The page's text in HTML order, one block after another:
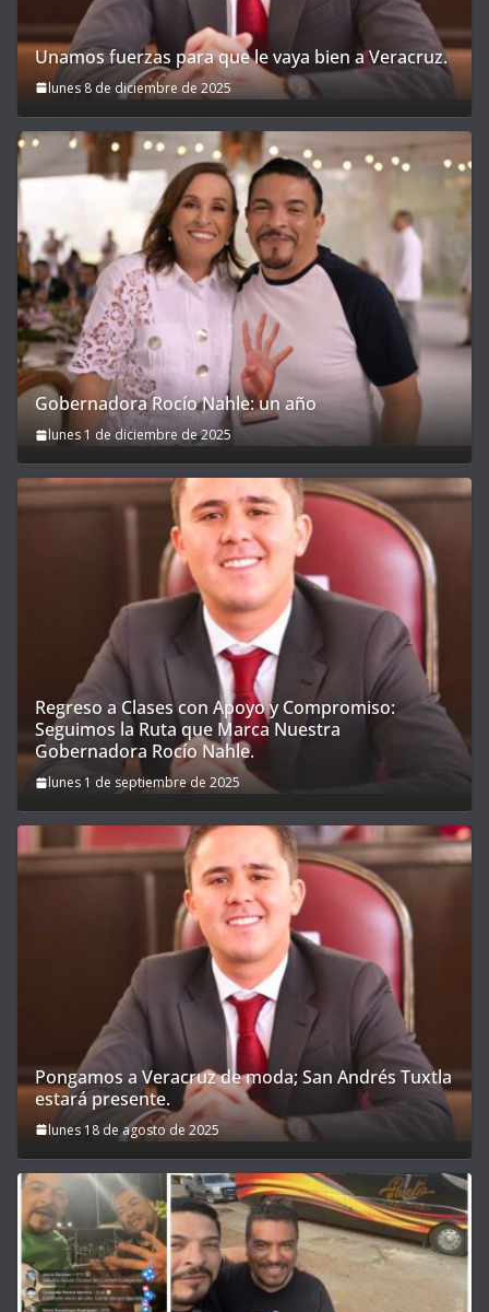
Unamos fuerzas para que le vaya bien a Veracruz.
lunes 8 de diciembre de 2025
Gobernadora Rocío Nahle: un año
lunes 1 de diciembre de 2025
Regreso a Clases con Apoyo y Compromiso:
Seguimos la Ruta que Marca Nuestra
Gobernadora Rocío Nahle.
lunes 1 de septiembre de 2025
Pongamos a Veracruz de moda; San Andrés Tuxtla
estará presente.
lunes 18 de agosto de 2025